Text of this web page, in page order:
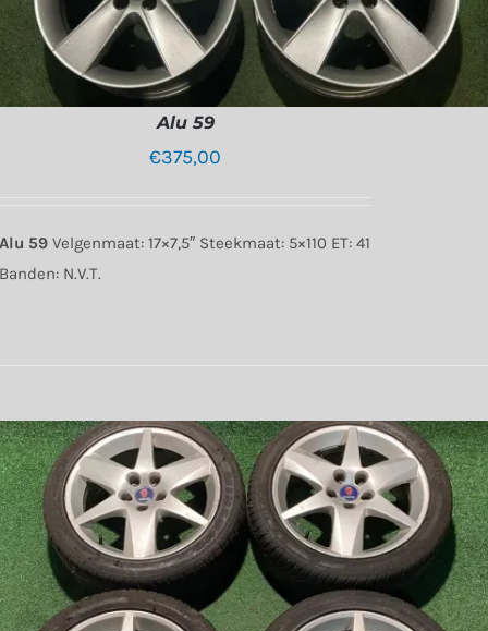
Alu 59
€375,00
Alu 59 Velgenmaat: 17×7,5″ Steekmaat: 5×110 ET: 41
Banden: N.V.T.